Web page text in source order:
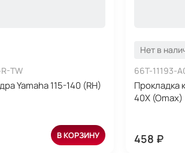
TW
Yamaha 115-140 (RH)
В КОРЗИНУ
Нет в
66T-11193-
Прокладка
40X (Omax)
458 ₽